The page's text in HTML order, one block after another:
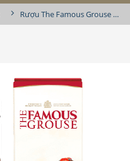
Rượu The Famous Grouse 1L